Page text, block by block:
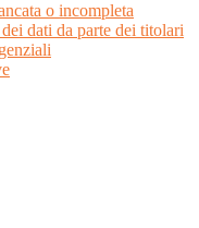
o incompleta
dati da parte dei titolari